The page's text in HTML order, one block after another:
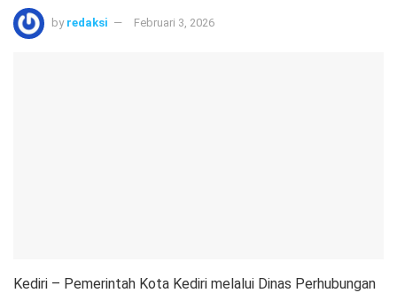
by redaksi Februari 3, 2026
Kediri – Pemerintah Kota Kediri melalui Dinas Perhubungan